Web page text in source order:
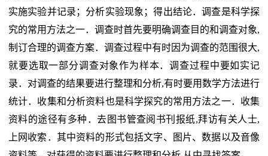
实施实验并记录；分析实验现象；得出结论．调查是科学探
究的常用方法之一．调查时首先要明确调查目的和调查对象,
制订合理的调查方案．调查过程中有时因为调查的范围很大,
就要选取一部分调查对象作为样本．调查过程中要如实记
录．对调查的结果要进行整理和分析,有时要用数学方法进行
统计．收集和分析资料也是科学探究的常用方法之一．收集
资料的途径有多种．去图书管查阅书刊报纸,拜访有关人士,
上网收索．其中资料的形式包括文字、图片、数据以及音像